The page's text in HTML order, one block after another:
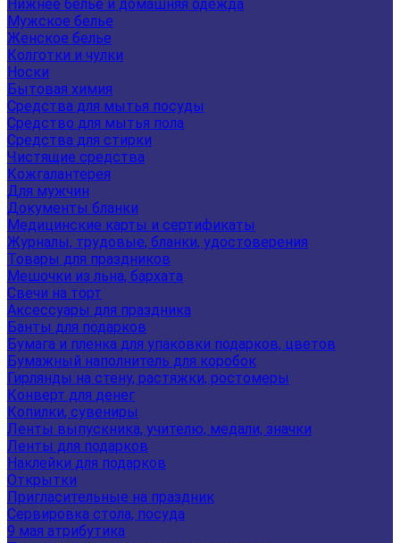
Нижнее белье и домашняя одежда
Мужское белье
Женское белье
Колготки и чулки
Носки
Бытовая химия
Средства для мытья посуды
Средство для мытья пола
Средства для стирки
Чистящие средства
Кожгалантерея
Для мужчин
Документы бланки
Медицинские карты и сертификаты
Журналы, трудовые, бланки, удостоверения
Товары для праздников
Мешочки из льна, бархата
Свечи на торт
Аксессуары для праздника
Банты для подарков
Бумага и пленка для упаковки подарков, цветов
Бумажный наполнитель для коробок
Гирлянды на стену, растяжки, ростомеры
Конверт для денег
Копилки, сувениры
Ленты выпускника, учителю, медали, значки
Ленты для подарков
Наклейки для подарков
Открытки
Пригласительные на праздник
Сервировка стола, посуда
9 мая атрибутика